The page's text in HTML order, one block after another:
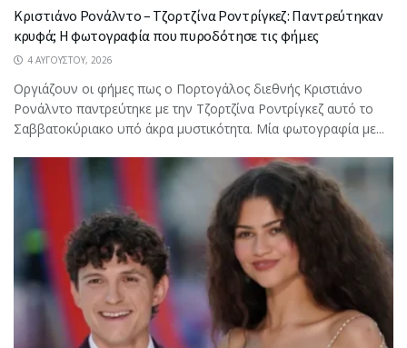
Κριστιάνο Ρονάλντο – Τζορτζίνα Ροντρίγκεζ: Παντρεύτηκαν
κρυφά; Η φωτογραφία που πυροδότησε τις φήμες
4 ΑΥΓΟΎΣΤΟΥ, 2026
Oργιάζουν οι φήμες πως ο Πορτογάλος διεθνής Κριστιάνο
Ρονάλντο παντρεύτηκε με την Τζορτζίνα Ροντρίγκεζ αυτό το
Σαββατοκύριακο υπό άκρα μυστικότητα. Μία φωτογραφία με...